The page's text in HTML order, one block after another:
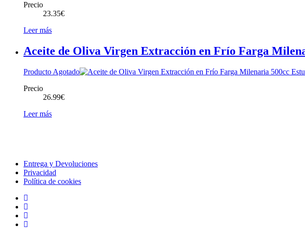
Precio
23.35€
Leer más
Aceite de Oliva Virgen Extracción en Frío Farga
Producto Agotado
Precio
26.99€
Leer más
Entrega y Devoluciones
Privacidad
Política de cookies